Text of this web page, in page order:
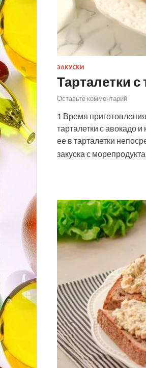
ЗАКУСКИ
Тарталетки
Оставьте комментарий
1 Время
тарталетки с авокадо
ее в тарталетки
закуска с